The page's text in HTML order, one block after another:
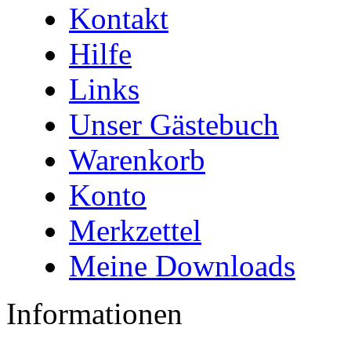
Kontakt
Hilfe
Links
Unser Gästebuch
Warenkorb
Konto
Merkzettel
Meine Downloads
Informationen